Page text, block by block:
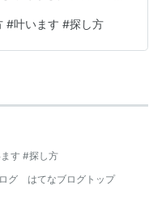
を求めるか ・目的によ
くる ・まとめ の順にご
改善される可能性が
ィアの変化 今までは記
#叶います #探し方
す #探し方
グ
はてなブログトップ